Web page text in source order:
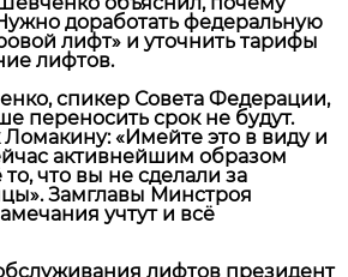
доработать федеральную
лифт» и уточнить тарифы
лифтов.
спикер Совета Федерации,
переносить срок не будут.
«Имейте это в виду и
активнейшим образом
что вы не сделали за
Замглавы Минстроя
учтут и всё
лифтов президент